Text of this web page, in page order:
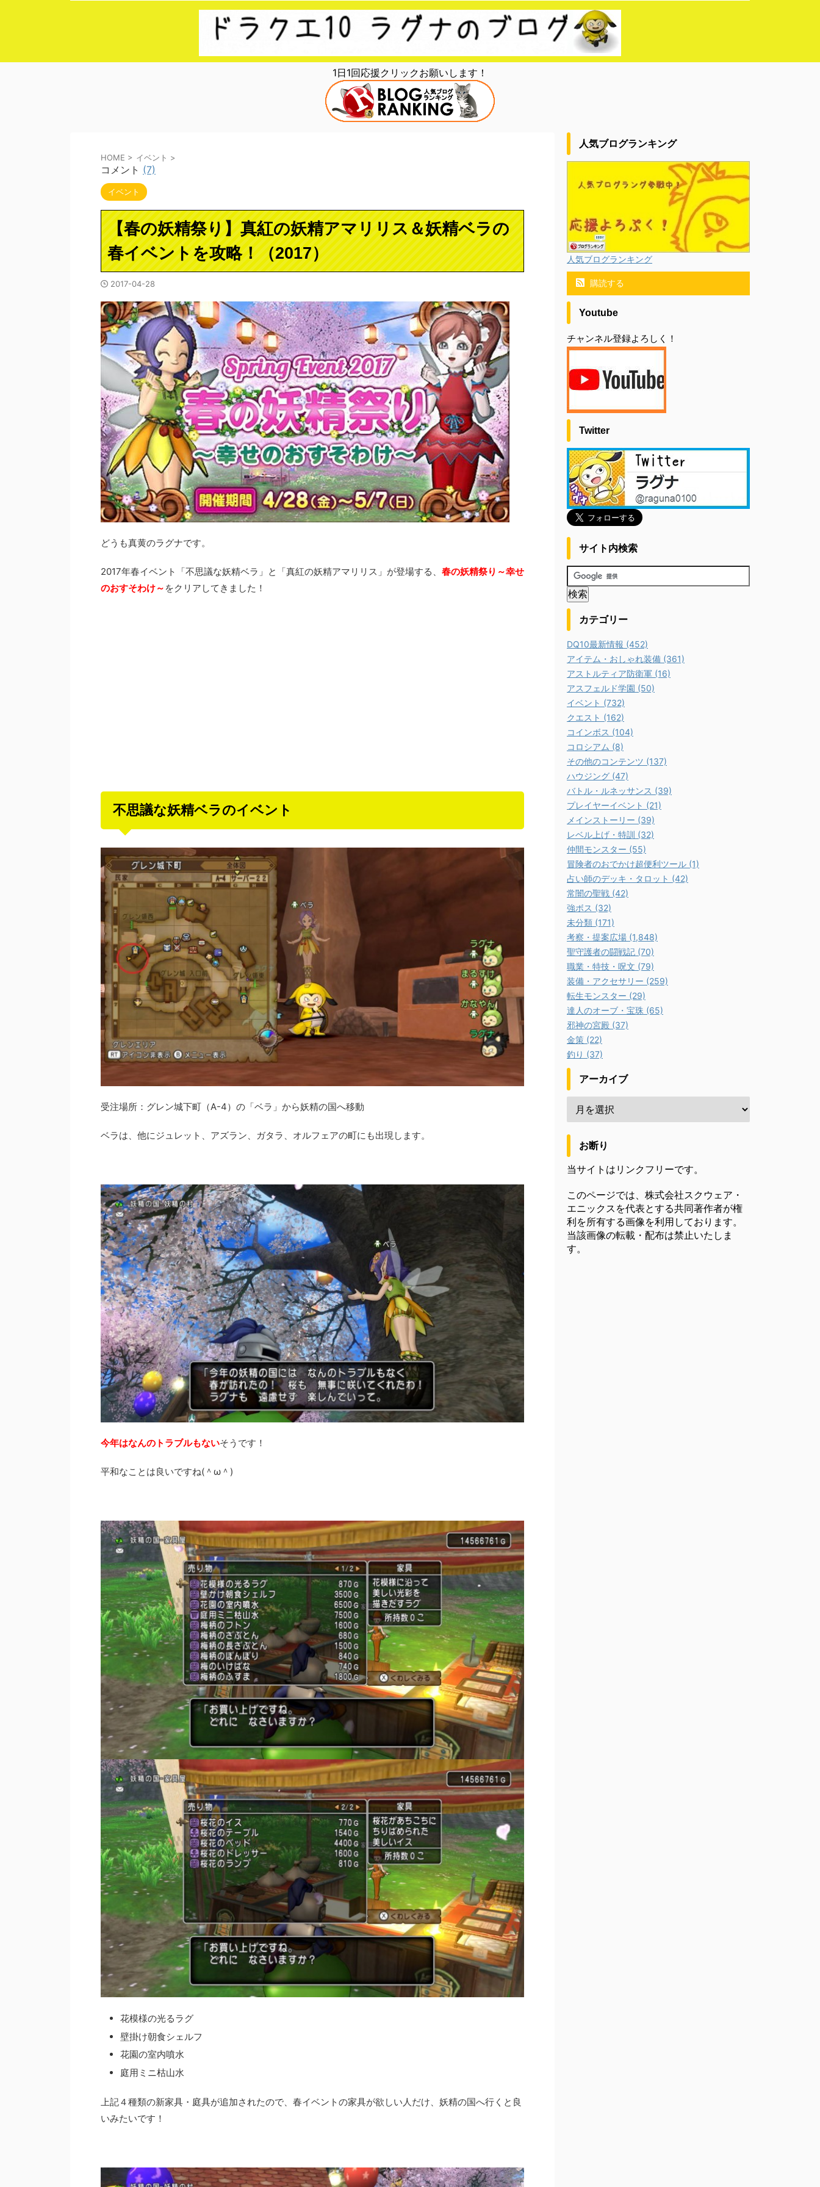
1日1回応援クリックお願いします！
HOME > イベント >
コメント (7)
イベント
【春の妖精祭り】真紅の妖精アマリリス＆妖精ベラの
春イベントを攻略！（2017）
2017-04-28
どうも真黄のラグナです。
2017年春イベント「不思議な妖精ベラ」と「真紅の妖精アマリリス」が登場する、 春の妖精祭り～幸せ
のおすそわけ～ をクリアしてきました！
不思議な妖精ベラのイベント
受注場所：グレン城下町（A-4）の「ベラ」から妖精の国へ移動
ベラは、他にジュレット、アズラン、ガタラ、オルフェアの町にも出現します。
今年はなんのトラブルもないそうです！
平和なことは良いですね(＾ω＾)
花模様の光るラグ
壁掛け朝食シェルフ
花園の室内噴水
庭用ミニ枯山水
上記４種類の新家具・庭具が追加されたので、春イベントの家具が欲しい人だけ、妖精の国へ行くと良
いみたいです！
人気ブログランキング
人気ブログランキング
購読する
Youtube
チャンネル登録よろしく！
Twitter
サイト内検索
カテゴリー
DQ10最新情報 (452)
アイテム・おしゃれ装備 (361)
アストルティア防衛軍 (16)
アスフェルド学園 (50)
イベント (732)
クエスト (162)
コインボス (104)
コロシアム (8)
その他のコンテンツ (137)
ハウジング (47)
バトル・ルネッサンス (39)
プレイヤーイベント (21)
メインストーリー (39)
レベル上げ・特訓 (32)
仲間モンスター (55)
冒険者のおでかけ超便利ツール (1)
占い師のデッキ・タロット (42)
常闇の聖戦 (42)
強ボス (32)
未分類 (171)
考察・提案広場 (1,848)
聖守護者の闘戦記 (70)
職業・特技・呪文 (79)
装備・アクセサリー (259)
転生モンスター (29)
達人のオーブ・宝珠 (65)
邪神の宮殿 (37)
金策 (22)
釣り (37)
アーカイブ
お断り
当サイトはリンクフリーです。
このページでは、株式会社スクウェア・
エニックスを代表とする共同著作者が権
利を所有する画像を利用しております。
当該画像の転載・配布は禁止いたしま
す。